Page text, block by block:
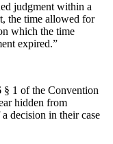
judgment within a
the time allowed for
which the time
expired.”
§ 1 of the Convention
hidden from
decision in their case